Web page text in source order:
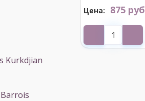
Kurkdjian
Цена:
875 руб